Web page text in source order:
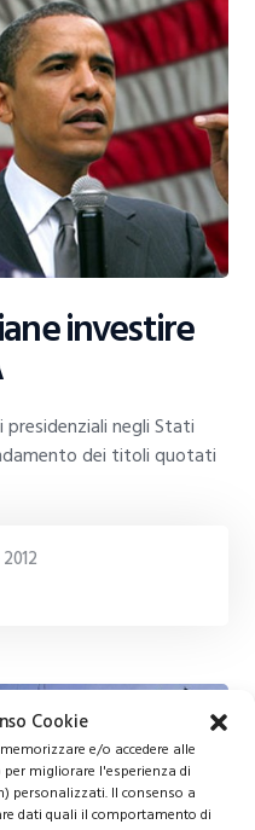
Cookie
e/o accedere alle
migliorare l'esperienza di
personalizzati. Il consenso a
dati quali il comportamento di
investire
negli Stati
dei titoli quotati